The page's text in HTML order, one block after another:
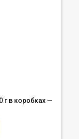
г в коробках —